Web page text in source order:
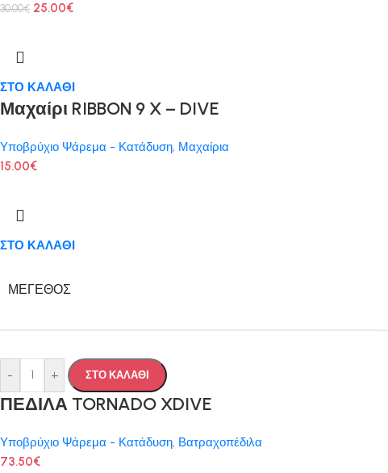
30.00€ 25.00€
ΣΤΟ ΚΑΛΑΘΙ
Μαχαίρι RIBBON 9 X – DIVE
Υποβρύχιο Ψάρεμα - Κατάδυση, Μαχαίρια
15.00€
ΣΤΟ ΚΑΛΑΘΙ
ΜΈΓΕΘΟΣ
- + ΣΤΟ ΚΑΛΑΘΙ
ΠΕΔΙΛΑ TORNADO XDIVE
Υποβρύχιο Ψάρεμα - Κατάδυση, Βατραχοπέδιλα
73.50€